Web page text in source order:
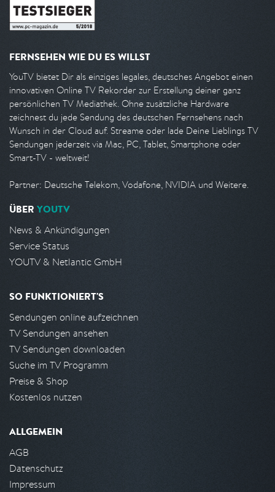
FERNSEHEN WIE DU ES WILLST
YouTV bietet Dir als einziges legales, deutsches Angebot einen
innovativen Online TV Rekorder zur Erstellung deiner ganz
persönlichen TV Mediathek. Ohne zusätzliche Hardware
zeichnest du jede Sendung des deutschen Fernsehens nach
Wunsch in der Cloud auf. Streame oder lade Deine Lieblings TV
Sendungen jederzeit via Mac, PC, Tablet, Smartphone oder
Smart-TV - weltweit!
Partner: Deutsche Telekom, Vodafone, NVIDIA und Weitere.
ÜBER YOUTV
News & Ankündigungen
Service Status
YOUTV & Netlantic GmbH
SO FUNKTIONIERT'S
Sendungen online aufzeichnen
TV Sendungen ansehen
TV Sendungen downloaden
Suche im TV Programm
Preise & Shop
Kostenlos nutzen
ALLGEMEIN
AGB
Datenschutz
Impressum